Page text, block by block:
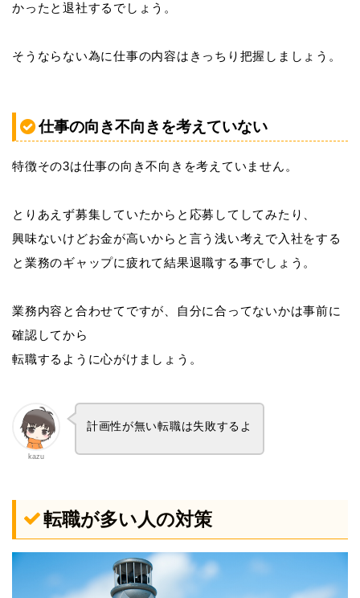
かったと退社するでしょう。
そうならない為に仕事の内容はきっちり把握しましょう。
仕事の向き不向きを考えていない
特徴その3は仕事の向き不向きを考えていません。
とりあえず募集していたからと応募してしてみたり、
興味ないけどお金が高いからと言う浅い考えで入社をする
と業務のギャップに疲れて結果退職する事でしょう。
業務内容と合わせてですが、自分に合ってないかは事前に
確認してから
転職するように心がけましょう。
kazu
計画性が無い転職は失敗するよ
転職が多い人の対策